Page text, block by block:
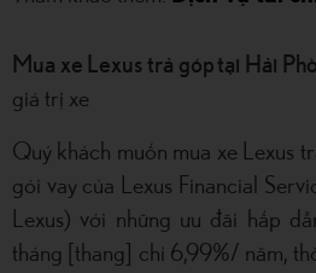
Mua xe Lexus trả góp tại Hải
giá trị xe
Quý khách muốn mua xe Lexus
gói vay của Lexus Financial
Lexus) với những ưu đãi hấp
tháng [thang] chỉ 6,99%/ năm,